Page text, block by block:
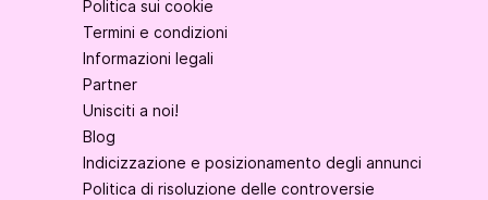
Politica sui cookie
Termini e condizioni
Informazioni legali
Partner
Unisciti a noi!
Blog
Indicizzazione e posizionamento degli annunci
Politica di risoluzione delle controversie